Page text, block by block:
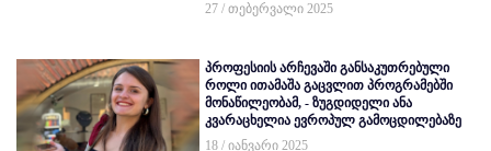
27 / თებერვალი 2025
პროფესიის არჩევაში განსაკუთრებული
როლი ითამაშა გაცვლით პროგრამებში
მონაწილეობამ, - ზუგდიდელი ანა
კვარაცხელია ევროპულ გამოცდილებაზე
18 / იანვარი 2025